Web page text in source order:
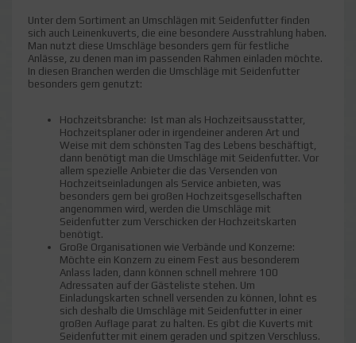
Unter dem Sortiment an Umschlägen mit Seidenfutter finden
sich auch Leinenkuverts, die eine besondere Ausstrahlung haben.
Man nutzt diese Umschläge besonders gern für festliche
Anlässe, zu denen man im passenden Rahmen einladen möchte.
In diesen Branchen werden die Umschläge mit Seidenfutter
besonders gern genutzt:
Hochzeitsbranche: Ist man als Hochzeitsausstatter,
Hochzeitsplaner oder in irgendeiner anderen Art und
Weise mit dem schönsten Tag des Lebens beschäftigt,
dann benötigt man die Umschläge mit Seidenfutter. Vor
allem spezielle Anbieter die das Versenden von
Hochzeitseinladungen als Service anbieten, was
besonders gern bei großen Hochzeitsgesellschaften
angenommen wird, werden die Umschläge mit
Seidenfutter zum Verschicken der Hochzeitskarten
benötigt.
Große Organisationen wie Verbände und Konzerne:
Möchte ein Konzern zu einem Fest aus besonderem
Anlass laden, dann können schnell mehrere 100
Adressaten auf der Gästeliste stehen. Um
Einladungskarten schnell versenden zu können, lohnt es
sich deshalb die Umschläge mit Seidenfutter in einer
großen Auflage parat zu halten. Es gibt die Kuverts mit
Seidenfutter mit einem geraden und spitzen Verschluss.